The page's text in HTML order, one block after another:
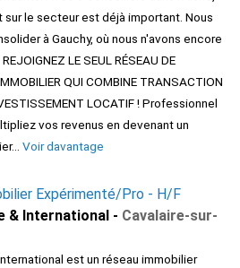
sur le secteur est déjà important. Nous
à Gauchy, où nous n'avons encore
LE SEUL RÉSEAU DE
QUI COMBINE TRANSACTION
LOCATIF ! Professionnel
vos revenus en devenant un
Voir davantage
Expérimenté/Pro - H/F
& International - Cavalaire-sur-
est un réseau immobilier